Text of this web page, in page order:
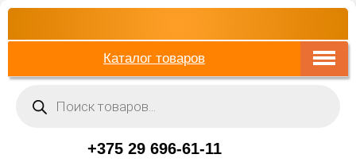
Каталог товаров
товаров
+375 29 696-61-11